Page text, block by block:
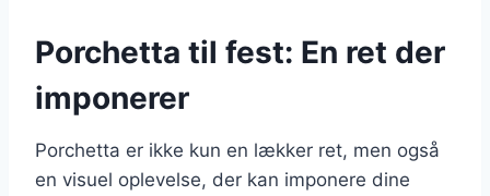
Porchetta til fest: En ret der
imponerer
Porchetta er ikke kun en lækker ret, men også
en visuel oplevelse, der kan imponere dine